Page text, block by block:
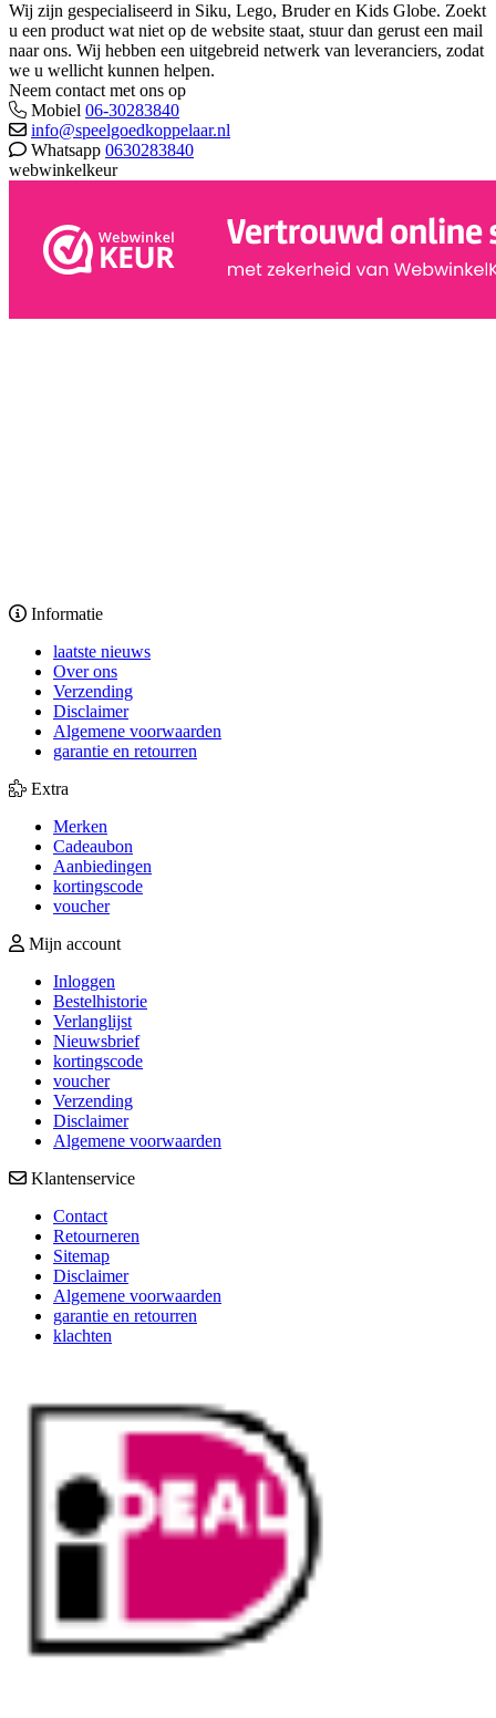
Wij zijn gespecialiseerd in Siku, Lego, Bruder en Kids Globe. Zoekt
u een product wat niet op de website staat, stuur dan gerust een mail
naar ons. Wij hebben een uitgebreid netwerk van leveranciers, zodat
we u wellicht kunnen helpen.
Neem contact met ons op
Mobiel 06-30283840
info@speelgoedkoppelaar.nl
Whatsapp 0630283840
webwinkelkeur
Informatie
laatste nieuws
Over ons
Verzending
Disclaimer
Algemene voorwaarden
garantie en retourren
Extra
Merken
Cadeaubon
Aanbiedingen
kortingscode
voucher
Mijn account
Inloggen
Bestelhistorie
Verlanglijst
Nieuwsbrief
kortingscode
voucher
Verzending
Disclaimer
Algemene voorwaarden
Klantenservice
Contact
Retourneren
Sitemap
Disclaimer
Algemene voorwaarden
garantie en retourren
klachten